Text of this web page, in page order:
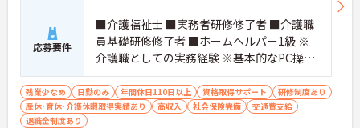
応募要件
■介護福祉士 ■実務者研修修了者 ■介護職
員基礎研修修了者 ■ホームヘルパー1級 ※
介護職としての実務経験 ※基本的なPC操作
ができる方 ※地域によっては、普通自動車
運転免許(AT限定可)が必要となる場合があ
ります。
残業少なめ 日勤のみ 年間休日110日以上 資格取得サポート
研修制度あり
産休･育休･介護休暇取得実績あり
高収入 社会保険完備
交通費支給
退職金制度あり